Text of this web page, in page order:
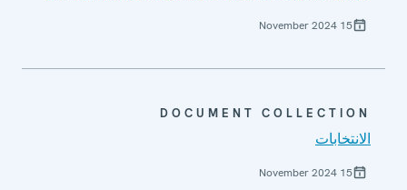
15 November 2024
DOCUMENT COLLECTION
الانتخابات
15 November 2024